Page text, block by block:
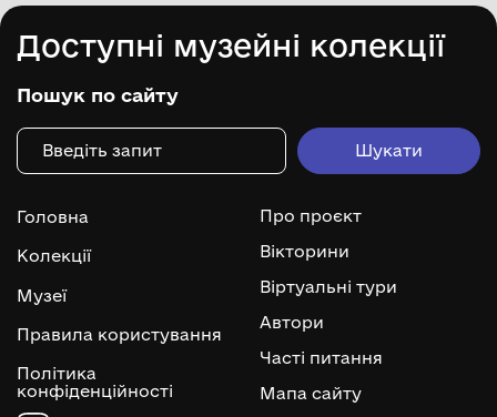
Доступні музейні колекції
Пошук по сайту
Головна
Колекції
Музеї
Правила користування
Політика
конфіденційності
Про проєкт
Вікторини
Віртуальні тури
Автори
Часті питання
Мапа сайту